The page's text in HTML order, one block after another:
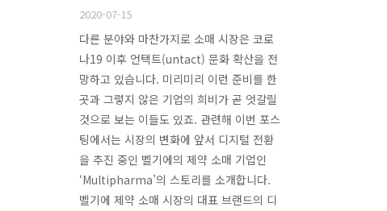
2020-07-15
다른 분야와 마찬가지로 소매 시장은 코로
나19 이후 언택트(untact) 문화 확산을 전
망하고 있습니다. 미리미리 이런 준비를 한
곳과 그렇지 않은 기업의 희비가 곧 엇갈릴
것으로 보는 이들도 있죠. 관련해 이번 포스
팅에서는 시장의 변화에 앞서 디지털 전환
을 추진 중인 벨기에의 제약 소매 기업인
‘Multipharma’의 스토리를 소개합니다.
벨기에 제약 소매 시장의 대표 브랜드의 디